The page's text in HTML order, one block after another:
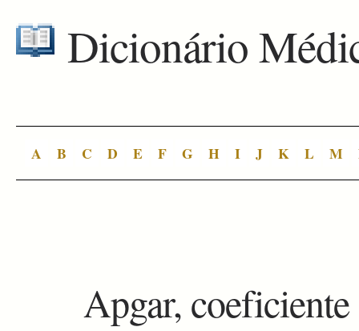
Dicionário
A B C D E F G H I J K L M
Apgar, coeficiente